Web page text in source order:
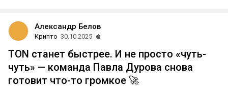
Александр Белов
Крипто 30.10.2025
TON станет быстрее. И не просто «чуть-
чуть» — команда Павла Дурова снова
готовит что-то громкое 🚀